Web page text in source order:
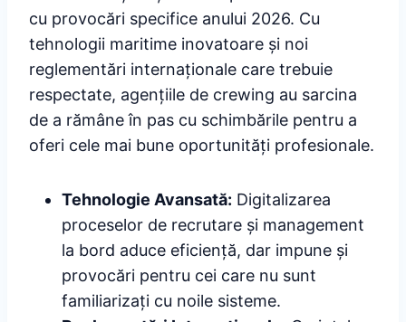
cu provocări specifice anului 2026. Cu
tehnologii maritime inovatoare și noi
reglementări internaționale care trebuie
respectate, agențiile de crewing au sarcina
de a rămâne în pas cu schimbările pentru a
oferi cele mai bune oportunități profesionale.
Tehnologie Avansată: Digitalizarea
proceselor de recrutare și management
la bord aduce eficiență, dar impune și
provocări pentru cei care nu sunt
familiarizați cu noile sisteme.